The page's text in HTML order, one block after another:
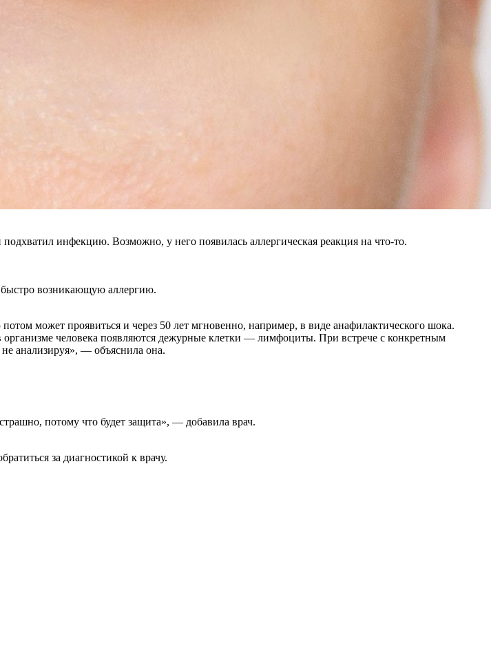
инфекцию. Возможно, у него появилась аллергическая реакция на что-то.
возникающую аллергию.
может проявиться и через 50 лет мгновенно, например, в виде анафилактического шока.
человека появляются дежурные клетки — лимфоциты. При встрече с конкретным
анализируя», — объяснила она.
потому что будет защита», — добавила врач.
за диагностикой к врачу.